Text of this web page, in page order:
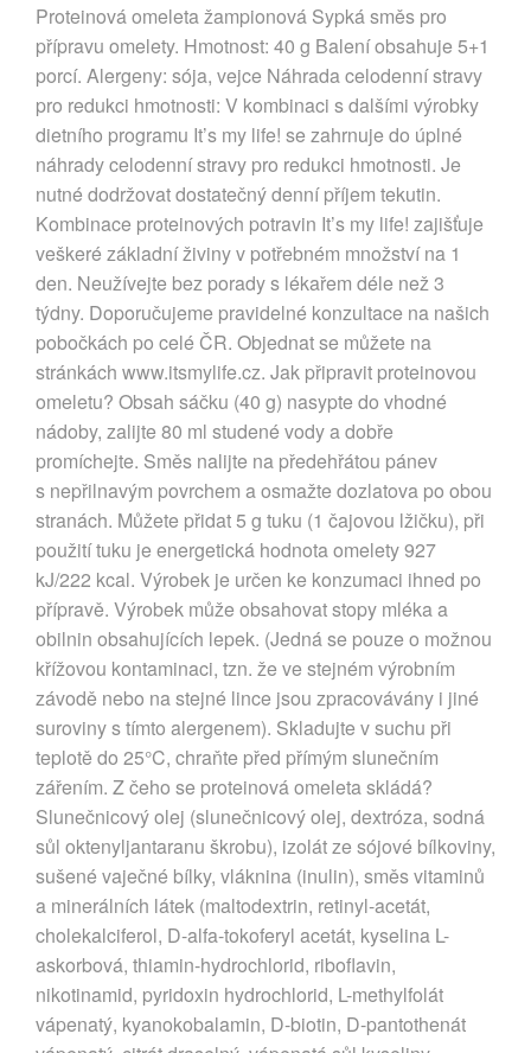
Proteinová omeleta žampionová Sypká směs pro
přípravu omelety. Hmotnost: 40 g Balení obsahuje 5+1
porcí. Alergeny: sója, vejce Náhrada celodenní stravy
pro redukci hmotnosti: V kombinaci s dalšími výrobky
dietního programu It’s my life! se zahrnuje do úplné
náhrady celodenní stravy pro redukci hmotnosti. Je
nutné dodržovat dostatečný denní příjem tekutin.
Kombinace proteinových potravin It’s my life! zajišťuje
veškeré základní živiny v potřebném množství na 1
den. Neužívejte bez porady s lékařem déle než 3
týdny. Doporučujeme pravidelné konzultace na našich
pobočkách po celé ČR. Objednat se můžete na
stránkách www.itsmylife.cz. Jak připravit proteinovou
omeletu? Obsah sáčku (40 g) nasypte do vhodné
nádoby, zalijte 80 ml studené vody a dobře
promíchejte. Směs nalijte na předehřátou pánev
s nepřilnavým povrchem a osmažte dozlatova po obou
stranách. Můžete přidat 5 g tuku (1 čajovou lžičku), při
použití tuku je energetická hodnota omelety 927
kJ/222 kcal. Výrobek je určen ke konzumaci ihned po
přípravě. Výrobek může obsahovat stopy mléka a
obilnin obsahujících lepek. (Jedná se pouze o možnou
křížovou kontaminaci, tzn. že ve stejném výrobním
závodě nebo na stejné lince jsou zpracovávány i jiné
suroviny s tímto alergenem). Skladujte v suchu při
teplotě do 25°C, chraňte před přímým slunečním
zářením. Z čeho se proteinová omeleta skládá?
Slunečnicový olej (slunečnicový olej, dextróza, sodná
sůl oktenyljantaranu škrobu), izolát ze sójové bílkoviny,
sušené vaječné bílky, vláknina (inulin), směs vitaminů
a minerálních látek (maltodextrin, retinyl-acetát,
cholekalciferol, D-alfa-tokoferyl acetát, kyselina L-
askorbová, thiamin-hydrochlorid, riboflavin,
nikotinamid, pyridoxin hydrochlorid, L-methylfolát
vápenatý, kyanokobalamin, D-biotin, D-pantothenát